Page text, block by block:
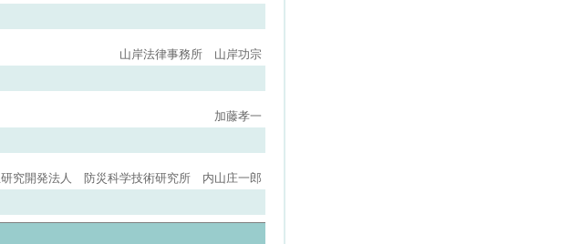
山岸法律事務所 山岸功宗
加藤孝一
研究開発法人 防災科学技術研究所 内山庄一郎